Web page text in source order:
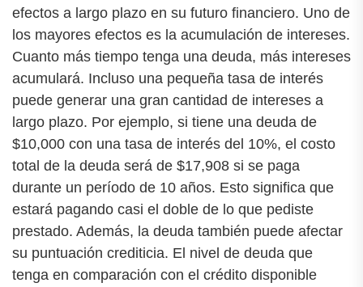
efectos a largo plazo en su futuro financiero. Uno de
los mayores efectos es la acumulación de intereses.
Cuanto más tiempo tenga una deuda, más intereses
acumulará. Incluso una pequeña tasa de interés
puede generar una gran cantidad de intereses a
largo plazo. Por ejemplo, si tiene una deuda de
$10,000 con una tasa de interés del 10%, el costo
total de la deuda será de $17,908 si se paga
durante un período de 10 años. Esto significa que
estará pagando casi el doble de lo que pediste
prestado. Además, la deuda también puede afectar
su puntuación crediticia. El nivel de deuda que
tenga en comparación con el crédito disponible